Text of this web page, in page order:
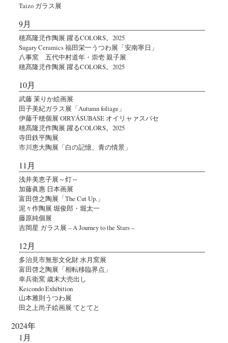
Taizo ガラス展
9月
穂髙隆児作陶展 躍るCOLORS。2025
Sugary Ceramics 福田栄一うつわ展「安南寧日」
八事窯 五代中村道年・崇壱 親子展
穂髙隆児作陶展 躍るCOLORS。2025
10月
武藤 茉りか絵画展
田子美紀ガラス展「Autumn foliage」
伊藤千穂個展 OIRYÁSUBASE オイリャァスバセ
穂髙隆児作陶展 躍るCOLORS。2025
寺田鉄平陶展
市川恵大陶展「白の記憶、青の情景」
11月
浅井美恵子展～灯～
加藤眞惠 日本画展
富田啓之陶展「The Cut Up.」
泥々作陶展 堀俊郎・堀太一
藤原純個展
吉岡星 ガラス展 – A Journey to the Stars –
12月
多治見市無形文化財 水月窯展
富田啓之陶展「相転移臨界点」
幸兵衛窯 歳末大売出し
Keicondo Exhibition
山本雅則うつわ展
田之上尚子絵画展 てとてと
2024年
1月